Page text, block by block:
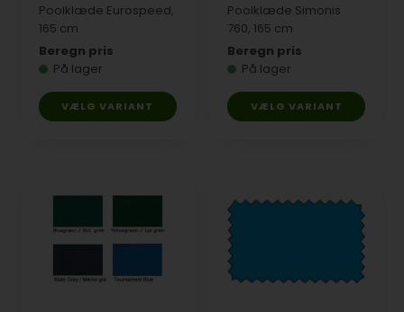
Poolklæde Eurospeed,
165 cm
Beregn pris
På lager
VÆLG VARIANT
Poolklæde Simonis
760, 165 cm
Beregn pris
På lager
VÆLG VARIANT